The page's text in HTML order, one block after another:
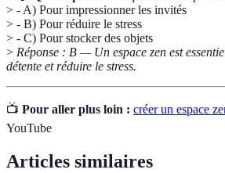
> - A) Pour impressionner les invités
> - B) Pour réduire le stress
> - C) Pour stocker des objets
> Réponse : B — Un espace zen est
détente et réduire le stress.
📺 Pour aller plus loin : créer un espace
YouTube
Articles similaires